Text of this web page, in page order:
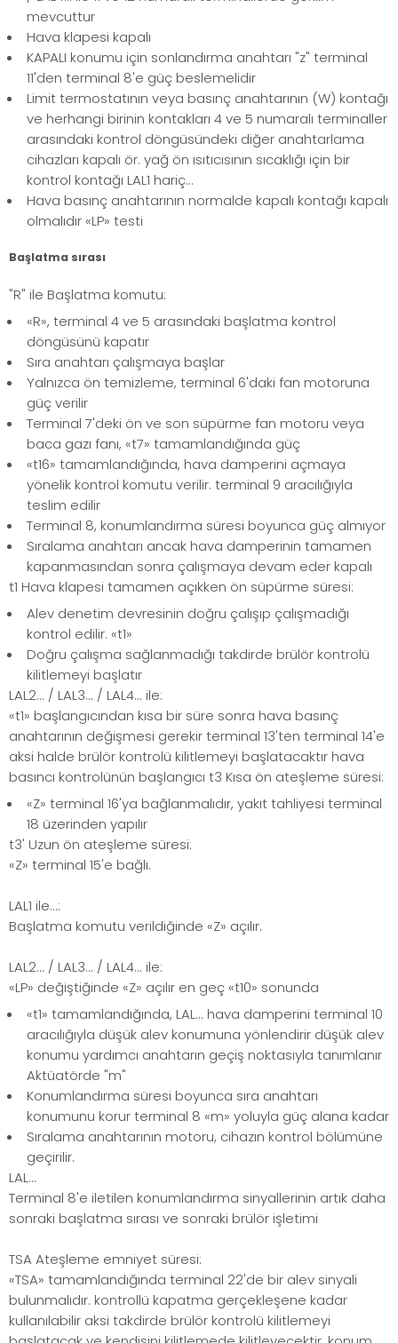
mevcuttur
Hava klapesi kapalı
KAPALI konumu için sonlandırma anahtarı "z" terminal
11'den terminal 8'e güç beslemelidir
Limit termostatının veya basınç anahtarının (W) kontağı
ve herhangi birinin kontakları 4 ve 5 numaralı terminaller
arasındaki kontrol döngüsündeki diğer anahtarlama
cihazları kapalı ör. yağ ön ısıtıcısının sıcaklığı için bir
kontrol kontağı LAL1 hariç...
Hava basınç anahtarının normalde kapalı kontağı kapalı
olmalıdır «LP» testi
Başlatma sırası
"R" ile Başlatma komutu:
«R», terminal 4 ve 5 arasındaki başlatma kontrol
döngüsünü kapatır
Sıra anahtarı çalışmaya başlar
Yalnızca ön temizleme, terminal 6'daki fan motoruna
güç verilir
Terminal 7'deki ön ve son süpürme fan motoru veya
baca gazı fanı, «t7» tamamlandığında güç
«t16» tamamlandığında, hava damperini açmaya
yönelik kontrol komutu verilir. terminal 9 aracılığıyla
teslim edilir
Terminal 8, konumlandırma süresi boyunca güç almıyor
Sıralama anahtarı ancak hava damperinin tamamen
kapanmasından sonra çalışmaya devam eder kapalı
t1 Hava klapesi tamamen açıkken ön süpürme süresi:
Alev denetim devresinin doğru çalışıp çalışmadığı
kontrol edilir. «t1»
Doğru çalışma sağlanmadığı takdirde brülör kontrolü
kilitlemeyi başlatır
LAL2... / LAL3... / LAL4... ile:
«t1» başlangıcından kısa bir süre sonra hava basınç
anahtarının değişmesi gerekir terminal 13'ten terminal 14'e
aksi halde brülör kontrolü kilitlemeyi başlatacaktır hava
basıncı kontrolünün başlangıcı t3 Kısa ön ateşleme süresi:
«Z» terminal 16'ya bağlanmalıdır, yakıt tahliyesi terminal
18 üzerinden yapılır
t3' Uzun ön ateşleme süresi:
«Z» terminal 15'e bağlı.
LAL1 ile...:
Başlatma komutu verildiğinde «Z» açılır.
LAL2... / LAL3... / LAL4... ile:
«LP» değiştiğinde «Z» açılır en geç «t10» sonunda
«t1» tamamlandığında, LAL... hava damperini terminal 10
aracılığıyla düşük alev konumuna yönlendirir düşük alev
konumu yardımcı anahtarın geçiş noktasıyla tanımlanır
Aktüatörde "m"
Konumlandırma süresi boyunca sıra anahtarı
konumunu korur terminal 8 «m» yoluyla güç alana kadar
Sıralama anahtarının motoru, cihazın kontrol bölümüne
geçirilir.
LAL...
Terminal 8'e iletilen konumlandırma sinyallerinin artık daha
sonraki başlatma sırası ve sonraki brülör işletimi
TSA Ateşleme emniyet süresi:
«TSA» tamamlandığında terminal 22'de bir alev sinyali
bulunmalıdır. kontrollü kapatma gerçekleşene kadar
kullanılabilir aksi takdirde brülör kontrolü kilitlemeyi